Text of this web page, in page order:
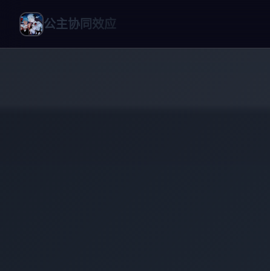
公主协同效应